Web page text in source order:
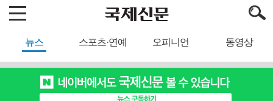
뉴스 스포츠·연예 오피니언 동영상